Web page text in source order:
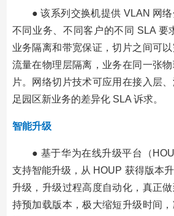
● 该系列交换机提供 VLAN 网
不同业务、不同客户的不同 SLA 要
业务隔离和带宽保证，切片之间可以
流量在物理层隔离，业务在同一张
片。网络切片技术可应用在接入层
足园区新业务的差异化 SLA 诉求。
智能升级
● 基于华为在线升级平台（
支持智能升级，从 HOUP 获得版本
升级，升级过程高度自动化，真正
持预加载版本，极大缩短升级时间